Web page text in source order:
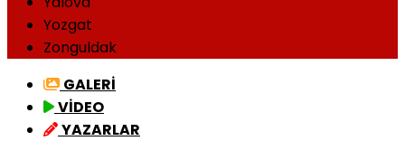
Yozgat
Zonguldak
GALERİ
VİDEO
YAZARLAR